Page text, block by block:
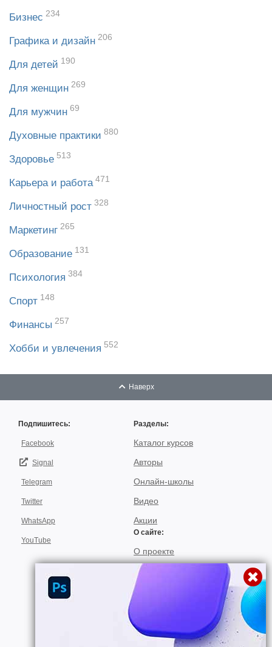
Бизнес 234
Графика и дизайн 206
Для детей 190
Для женщин 269
Для мужчин 69
Духовные практики 880
Здоровье 513
Карьера и работа 471
Личностный рост 328
Маркетинг 265
Образование 131
Психология 384
Спорт 148
Финансы 257
Хобби и увлечения 552
Наверх
Подпишитесь:
Facebook
Signal
Telegram
Twitter
WhatsApp
YouTube
Разделы:
Каталог курсов
Авторы
Онлайн-школы
Видео
Акции
О сайте:
О проекте
Для авторов
Договор пользования
Использование материалов
Подписка